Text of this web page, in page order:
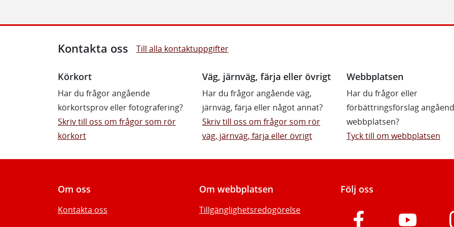
Kontakta oss Till alla kontaktuppgifter
Körkort
Har du frågor angående
körkortsprov eller fotografering?
Skriv till oss om frågor som rör
körkort
Väg, järnväg, färja eller övrigt
Har du frågor angående väg,
järnväg, färja eller något annat?
Skriv till oss om frågor som rör
väg, järnväg, färja eller övrigt
Webbplatsen
Har du frågor eller
förbättringsförslag
webbplatsen?
Tyck till om webbplatsen
Om oss
Kontakta oss
Om webbplatsen
Tillgänglighetsredogörelse
Följ oss